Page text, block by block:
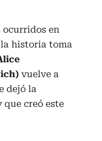
ocurridos en
historia toma
vuelve a
dejó la
que creó este